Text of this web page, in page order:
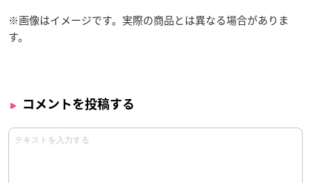
※画像はイメージです。実際の商品とは異なる場合がありま
す。
コメントを投稿する